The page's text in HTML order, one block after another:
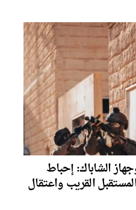
الشاباك: إحباط
القريب واعتقال